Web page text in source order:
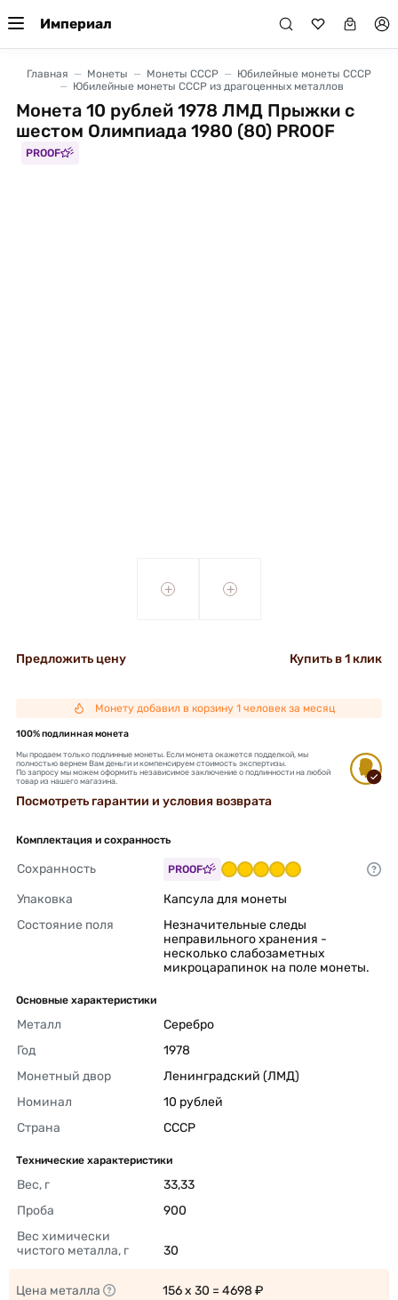
Империал
Главная Монеты Монеты СССР
Юбилейные монеты СССР
Юбилейные монеты СССР из драгоценных металлов
Монета 10 рублей 1978 ЛМД Прыжки с
шестом Олимпиада 1980 (80) PROOF
PROOF
+ +
Предложить цену Купить в 1 клик
Монету добавил в корзину 1 человек за месяц
100% подлинная монета
Мы продаем только подлинные монеты. Если монета окажется подделкой, мы
полностью вернем Вам деньги и компенсируем стоимость экспертизы.
По запросу мы можем оформить независимое заключение о подлинности на любой
товар из нашего магазина.
Посмотреть гарантии и условия возврата
Комплектация и сохранность
Сохранность PROOF
Упаковка
Капсула для монеты
Состояние поля
Незначительные следы
неправильного хранения -
несколько слабозаметных
микроцарапинок на поле монеты.
Основные характеристики
Металл
Серебро
Год
1978
Монетный двор
Ленинградский (ЛМД)
Номинал
10 рублей
Страна
СССР
Технические характеристики
Вес, г
33,33
Проба
900
Вес химически
чистого металла, г
30
Цена металла 156 x 30 = 4698 ₽